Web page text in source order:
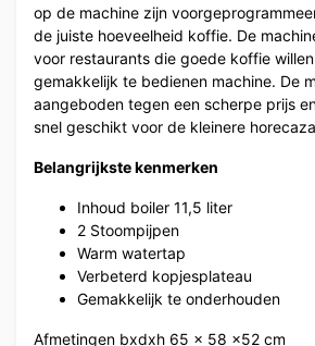
op de machine zijn
de juiste hoeveelheid koffie. De
voor restaurants die goede koffie
gemakkelijk te bedienen machine. De
aangeboden tegen een scherpe prijs
snel geschikt voor de kleinere
Belangrijkste kenmerken
Inhoud boiler 11,5 liter
2 Stoompijpen
Warm watertap
Verbeterd kopjesplateau
Gemakkelijk te onderhouden
Afmetingen bxdxh 65 x 58 x52 cm